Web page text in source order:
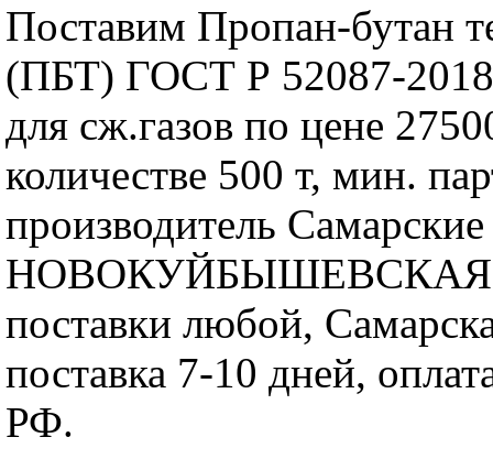
Поставим Пропан-бутан
(ПБТ) ГОСТ Р 52087-
для сж.газов по цене
количестве 500 т, мин.
производитель
НОВОКУЙБЫШЕВСКАЯ,
поставки любой,
поставка 7-10 дней,
РФ.